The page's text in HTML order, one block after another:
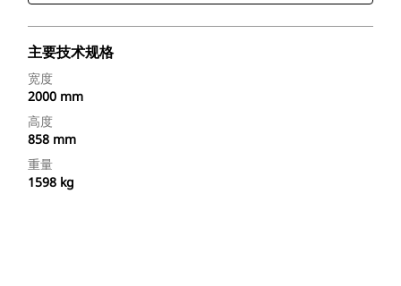
主要技术规格
宽度
2000 mm
高度
858 mm
重量
1598 kg